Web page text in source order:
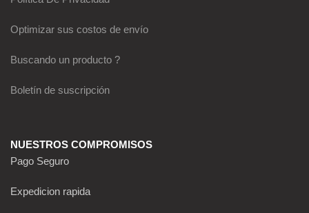
Optimizar sus costos de envío
Buscando un producto ?
Boletín de suscripción
NUESTROS COMPROMISOS
Pago Seguro
Expedicion rapida